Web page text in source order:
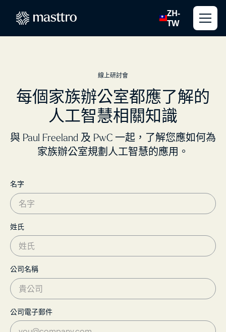
ZH-
TW
線上研討會
每個家族辦公室都應了解的
人工智慧相關知識
與 Paul Freeland 及 PwC 一起，了解您應如何為
家族辦公室規劃人工智慧的應用。
名字
姓氏
公司名稱
公司電子郵件